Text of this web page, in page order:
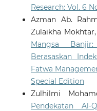
Research: Vol. 6
Azman Ab.
Zulaikha Mokhtar,
Mangsa
Berasaskan
Fatwa
Special Edition
Zulhilmi
Pendekatan